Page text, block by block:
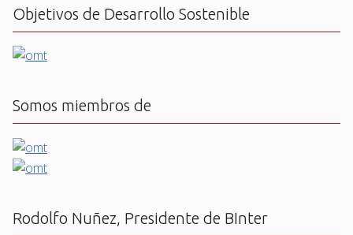
Objetivos de Desarrollo Sostenible
Somos miembros de
Rodolfo Nuñez, Presidente de BInter